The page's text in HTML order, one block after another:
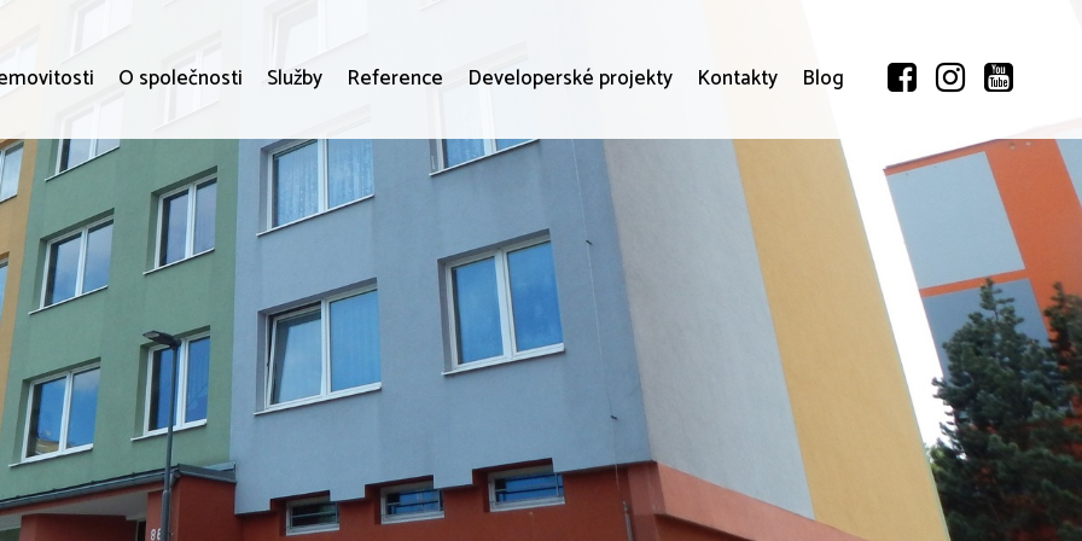
O společnosti Služby Reference Developerské projekty Kontakty Blog